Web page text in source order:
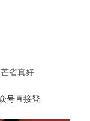
省真好
号直接登